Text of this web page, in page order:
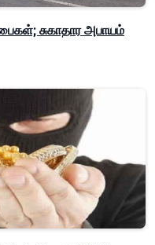
சுகாதார அபாயம்